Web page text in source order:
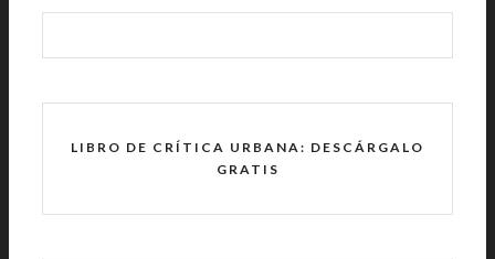
LIBRO DE CRÍTICA URBANA: DESCÁRGALO
GRATIS